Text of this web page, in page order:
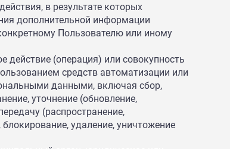
в результате которых
дополнительной информации
Пользователю или иному
(операция) или совокупность
средств автоматизации или
данными, включая сбор,
уточнение (обновление,
(распространение,
удаление, уничтожение